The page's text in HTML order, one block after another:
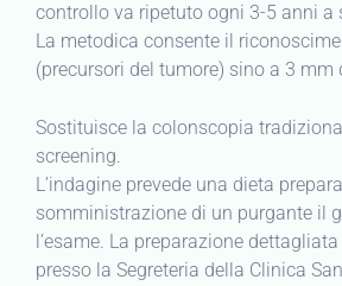
controllo va ripetuto ogni 3-5 anni a
La metodica consente il
(precursori del tumore) sino a 3 mm
Sostituisce la colonscopia
screening.
L’indagine prevede una dieta
somministrazione di un purgante il
l’esame. La preparazione
presso la Segreteria della Clinica